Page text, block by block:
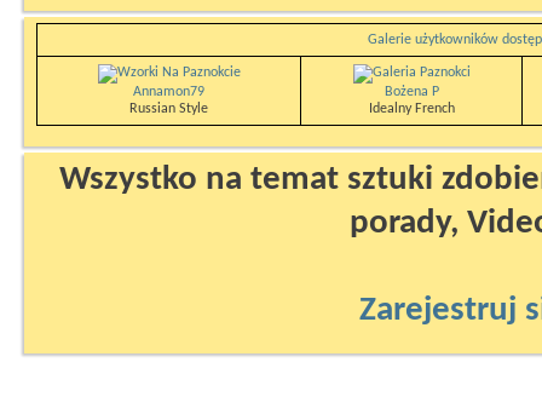
Galerie użytkowników
Annamon79
Russian Style
Bożena P
Idealny French
Wszystko na temat sztuki
porady,
Zarejestruj